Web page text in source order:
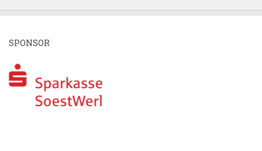
SPONSOR